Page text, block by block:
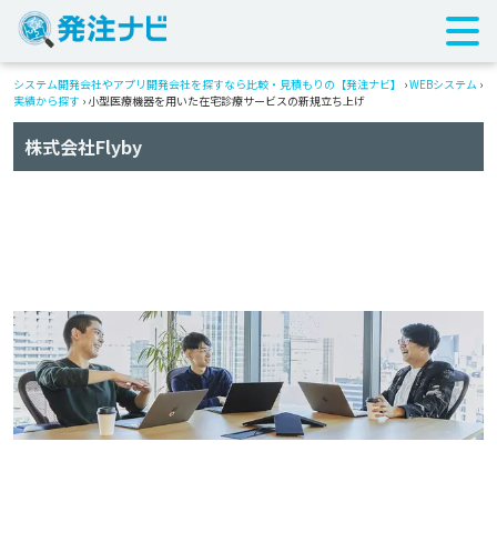
システム開発会社やアプリ開発会社を探すなら比較・見積もりの【発注ナビ】 ›WEBシステム ›
実績から探す › 小型医療機器を用いた在宅診療サービスの新規立ち上げ
株式会社Flyby